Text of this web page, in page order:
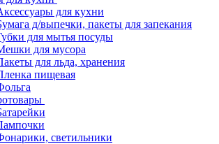
для кухни
д/выпечки, пакеты для запекания
для мытья посуды
для мусора
для льда, хранения
пищевая
светильники